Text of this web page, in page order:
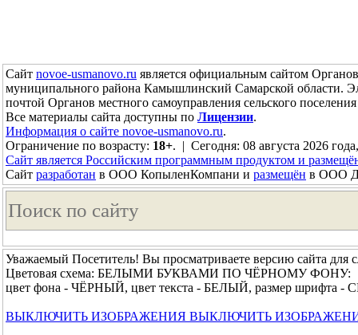
Сайт novoe-usmanovo.ru является официальным сайтом
муниципального района Камышлинский Самарской области.
почтой Органов местного самоуправления сельского
Все материалы сайта доступны по Лицензии.
Информация о сайте novoe-usmanovo.ru.
Ограничение по возрасту: 18+. | Сегодня: 08 августа 2026
Сайт является Российским программным продуктом и
Сайт разработан в ООО КопыленКомпани и размещён в ООО
Уважаемый Посетитель! Вы просматриваете версию сайта для
Цветовая схема: БЕЛЫМИ БУКВАМИ ПО ЧЁРНОМУ ФОНУ:
цвет фона - ЧЁРНЫЙ, цвет текста - БЕЛЫЙ, размер шрифта
ВЫКЛЮЧИТЬ ИЗОБРАЖЕНИЯ ВЫКЛЮЧИТЬ